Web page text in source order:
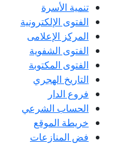
تنمية الأسرة
الفتوى الإلكترونية
المركز الإعلامى
الفتوى الشفوية
الفتوى المكتوبة
التاريخ الهجري
فروع الدار
الحساب الشرعي
خريطة الموقع
فض المنازعات